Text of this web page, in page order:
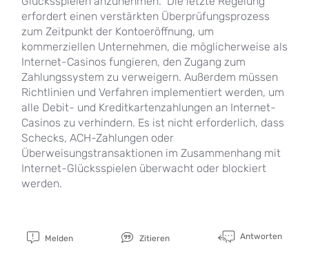
erfordert einen verstärkten Überprüfungsprozess
zum Zeitpunkt der Kontoeröffnung, um
kommerziellen Unternehmen, die möglicherweise als
Internet-Casinos fungieren, den Zugang zum
Zahlungssystem zu verweigern. Außerdem müssen
Richtlinien und Verfahren implementiert werden, um
alle Debit- und Kreditkartenzahlungen an Internet-
Casinos zu verhindern. Es ist nicht erforderlich, dass
Schecks, ACH-Zahlungen oder
Überweisungstransaktionen im Zusammenhang mit
Internet-Glücksspielen überwacht oder blockiert
werden.
Melden Zitieren Antworten